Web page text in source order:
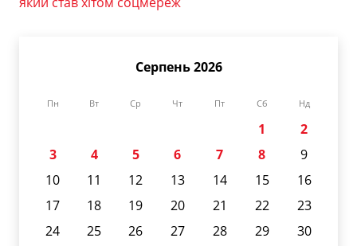
Серпень 2026
Пн Вт Ср Чт Пт Сб Нд
1
2
3
4 5 6 7 8
9
10
11 12 13 14 15
16
17
18 19 20 21 22
23
24
25 26 27 28 29
30